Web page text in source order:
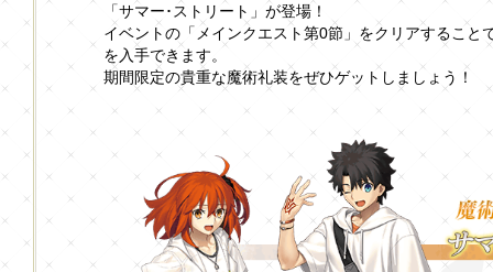
「サマー･ストリート」が登場！
イベントの「メインクエスト第0節」をクリアすること
を入手できます。
期間限定の貴重な魔術礼装をぜひゲットしましょう！